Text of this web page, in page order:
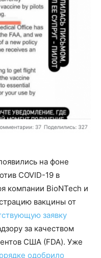
на фоне
COVID-19 в
компании BioNTech и
вакцины от
заявку
за качеством
США (FDA). Уже
одобрило